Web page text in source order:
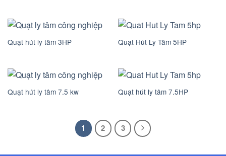
Quạt hút ly tâm 3HP Quạt Hút Ly Tâm 5HP
Quạt hút ly tâm 7.5 kw Quạt hút ly tâm 7.5HP
1 2 3